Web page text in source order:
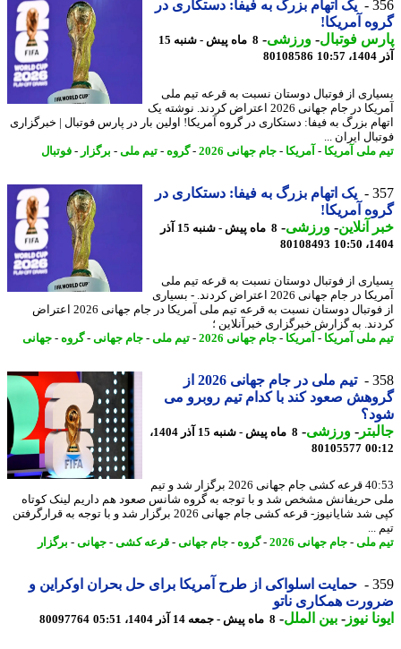
یک اتهام بزرگ به فیفا: دستکاری در
آمریکا!
فوتبال-ورزشی-
8 ماه پیش - شنبه 15
80108586
از فوتبال دوستان نسبت به قرعه تیم ملی
آمریکا در جام جهانی 2026 اعتراض کردند. نوشته یک
بزرگ به فیفا: دستکاری در گروه آمریکا! اولین بار در پارس فوتبال | خبرگزاری
ایران ...
ملی آمریکا- آمریکا- جام جهانی 2026 -گروه- تیم ملی -برگزار - فوتبال
یک اتهام بزرگ به فیفا: دستکاری در
آمریکا!
آنلاین-ورزشی-
8 ماه پیش - شنبه 15 آذر
80108493
از فوتبال دوستان نسبت به قرعه تیم ملی
آمریکا در جام جهانی 2026 اعتراض کردند. - بسیاری
از فوتبال دوستان نسبت به قرعه تیم ملی آمریکا در جام جهانی 2026 اعتراض
به گزارش خبرگزاری خبرآنلاین ؛
ملی آمریکا- آمریکا- جام جهانی 2026 -تیم ملی -جام جهانی-گروه- جهانی
تیم ملی در جام جهانی 2026 از
صعود کند با کدام تیم روبرو می
-ورزشی-
8 ماه پیش - شنبه 15 آذر 1404،
80105577
40:53 قرعه کشی جام جهانی 2026 برگزار شد و تیم
حریفانش مشخص شد و با توجه به گروه شانس صعود هم داریم لینک کوتاه
کپی شد شایانیوز- قرعه کشی جام جهانی 2026 برگزار شد و با توجه به قرارگرفتن
...
ملی -جام جهانی 2026 -گروه- جام جهانی-قرعه کشی-جهانی-برگزار
حمایت اسلواکی از طرح آمریکا برای حل بحران اوکراین و
همکاری ناتو
نیوز-بین الملل-8 ماه پیش - جمعه 14 آذر 1404، 05:51 80097764